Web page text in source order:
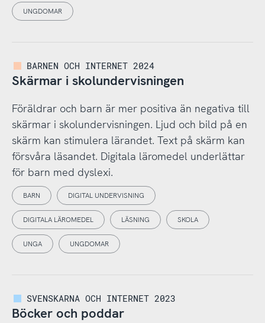
UNGDOMAR
BARNEN OCH INTERNET 2024
Skärmar i skolundervisningen
Föräldrar och barn är mer positiva än negativa till
skärmar i skolundervisningen. Ljud och bild på en
skärm kan stimulera lärandet. Text på skärm kan
försvåra läsandet. Digitala läromedel underlättar
för barn med dyslexi.
BARN DIGITAL UNDERVISNING
DIGITALA LÄROMEDEL LÄSNING SKOLA
UNGA UNGDOMAR
SVENSKARNA OCH INTERNET 2023
Böcker och poddar